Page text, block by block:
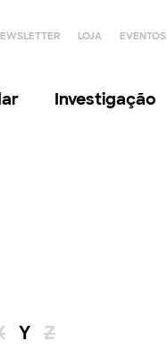
LOJA EVENTOS
Investigação
Y Z